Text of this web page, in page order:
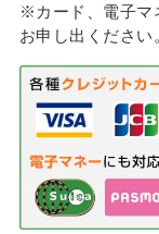
※カード、電子マ
お申し出ください